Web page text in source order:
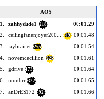
AO5
1.
zahhydude1 218
00:01.29
2.
ceilingfanenjoyer200... 49
00:01.48
3.
jaybrainer 275
00:01.54
4.
novemdecillion 225
00:01.61
5.
gdrive 173
00:01.64
6.
numbrr 322
00:01.65
7.
anDrES172 92
00:01.66